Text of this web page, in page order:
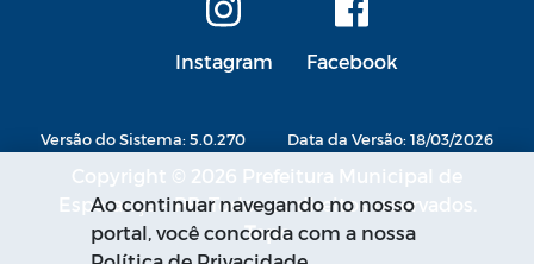
Instagram Facebook
Versão do Sistema: 5.0.270 Data da Versão: 18/03/2026
Copyright © 2026 Prefeitura Municipal de
Esperança - PB. Todos os direitos reservados.
Ao continuar navegando no nosso
portal, você concorda com a nossa